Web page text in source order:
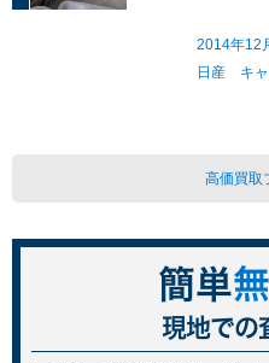
2014年12
日産 キャ
高価買取
簡単
現地での